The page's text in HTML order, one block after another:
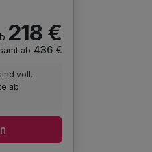
218 €
ab 436 €
voll.
ab